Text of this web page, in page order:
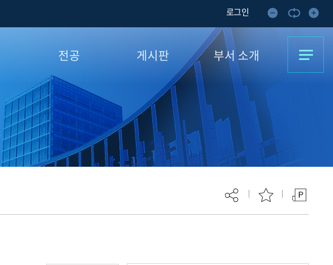
로그인
전공
이중전공·
후기이중전공
부전공
게시판
학사공지
서식함
자료실
부서 소개
담당자 업무
오시는 길
현재 페이지를 즐겨찾는 메뉴로